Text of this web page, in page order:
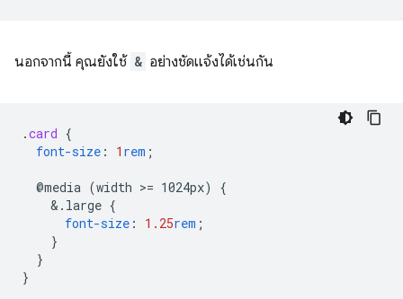
นอกจากนี้ คุณยังใช้ & อย่างชัดแจ้งได้เช่นกัน
.card {
font-size : 1 rem ;
@media (width >= 1024px)
{
& .large {
font-size : 1.25rem ;
}
}
}